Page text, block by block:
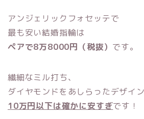
アンジェリックフォセッテで
最も安い結婚指輪は
ペアで8万8000円（税抜） です。
繊細なミル打ち、
ダイヤモンドをあしらったデザイ
10万円以下は確かに安すぎです！